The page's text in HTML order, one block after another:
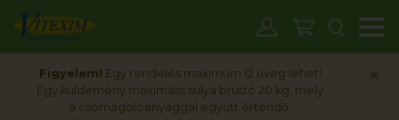
Figyelem! Egy rendelés maximum 12 üveg lehet!
Egy küldemény maximális súlya bruttó 20 kg, mely
a csomagolóanyaggal együtt értendő.